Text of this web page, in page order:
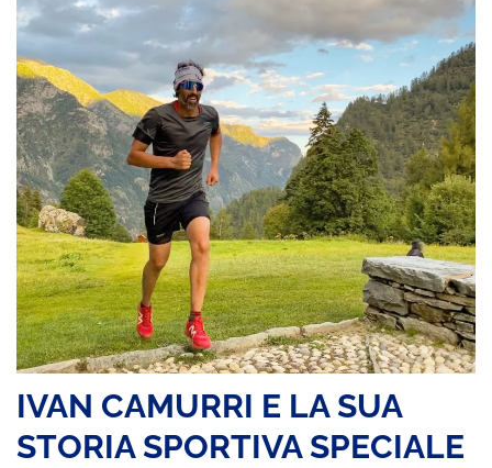
IVAN CAMURRI E LA SUA
STORIA SPORTIVA SPECIALE